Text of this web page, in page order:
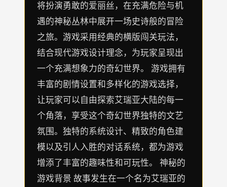
将扮演勇敢的爱丽丝，在充满危险与机
遇的神秘丛林中展开一场史诗般的冒险
之旅。游戏采用经典的横版闯关玩法，
结合现代游戏设计理念，为玩家呈现出
一个充满想象力的奇幻世界。 游戏拥有
丰富的剧情设置和多样化的游戏选择，
让玩家可以自由探索艾瑞亚大陆的每一
个角落，享受这个奇幻世界独特的文艺
氛围。独特的系统设计、精致的角色建
模以及引人入胜的对话系统，都为游戏
增添了丰富的趣味性和可玩性。 神秘的
游戏背景 故事发生在一个名为艾瑞亚的